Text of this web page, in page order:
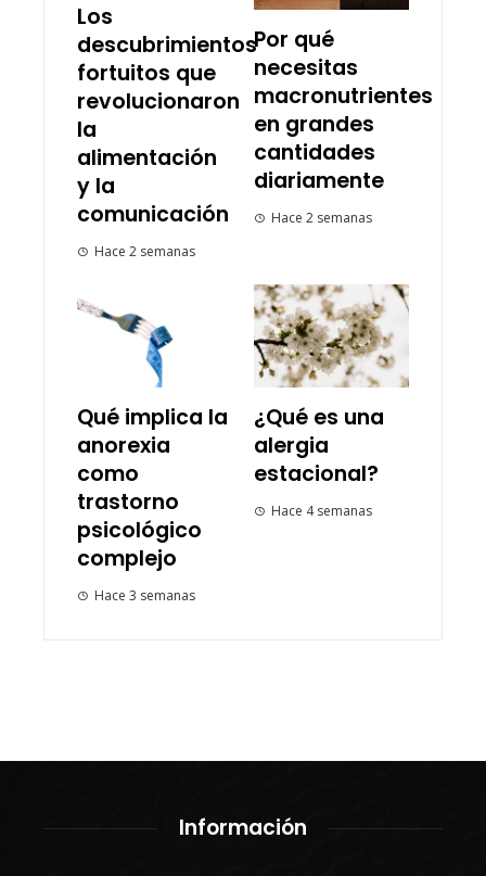
Los
descubrimientos
fortuitos que
revolucionaron
la
alimentación
y la
comunicación
Hace 2 semanas
Por qué
necesitas
macronutrientes
en grandes
cantidades
diariamente
Hace 2 semanas
Qué implica la
anorexia
como
trastorno
psicológico
complejo
Hace 3 semanas
¿Qué es una
alergia
estacional?
Hace 4 semanas
Información